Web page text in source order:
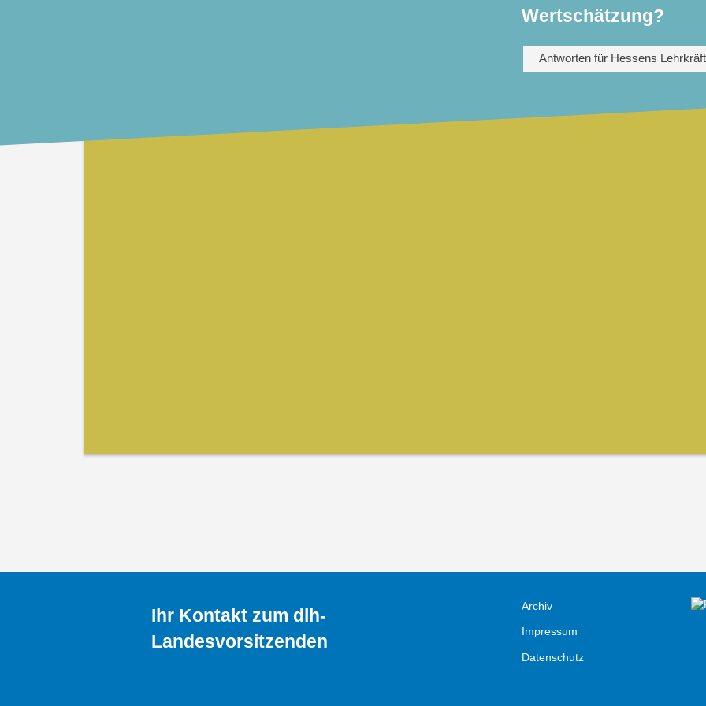
Wertschätzung?
Antworten für Hessens
Ihr Kontakt zum dlh-
Landesvorsitzenden
Archiv
Impressum
Datenschutz